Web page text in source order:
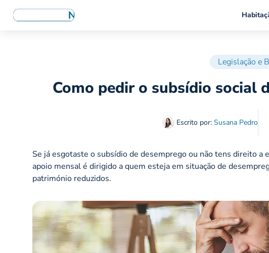
Legislação e
Como pedir o subsídio social
Escrito por: Susana Pedro
Se já esgotaste o subsídio de desemprego ou não tens direito a
apoio mensal é dirigido a quem esteja em situação de
património reduzidos.